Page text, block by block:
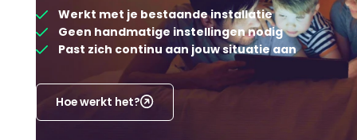
Werkt met je bestaande installatie
Geen handmatige instellingen nodig
Past zich continu aan jouw situatie aan
Hoe werkt het?